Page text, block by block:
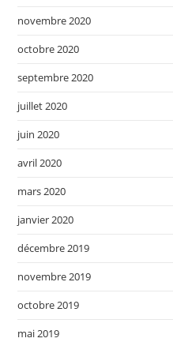
novembre 2020
octobre 2020
septembre 2020
juillet 2020
juin 2020
avril 2020
mars 2020
janvier 2020
décembre 2019
novembre 2019
octobre 2019
mai 2019